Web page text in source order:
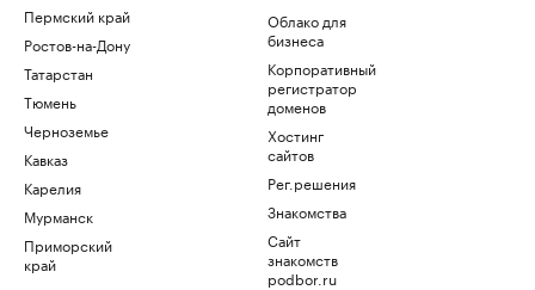
Пермский край
Ростов-на-Дону
Татарстан
Тюмень
Черноземье
Кавказ
Карелия
Мурманск
Приморский
край
Облако для
бизнеса
Корпоративный
регистратор
доменов
Хостинг
сайтов
Рег.решения
Знакомства
Сайт
знакомств
podbor.ru